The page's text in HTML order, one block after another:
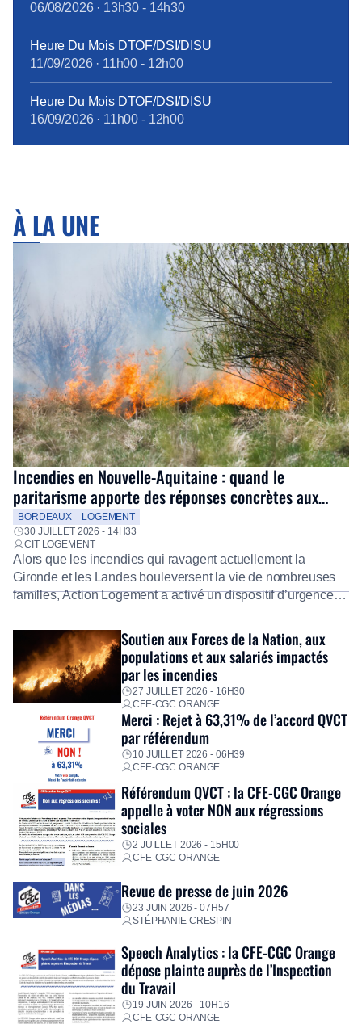
06/08/2026· 13h30 - 14h30
Heure Du Mois DTOF/DSI/DISU
11/09/2026· 11h00 - 12h00
Heure Du Mois DTOF/DSI/DISU
16/09/2026· 11h00 - 12h00
À LA UNE
Incendies en Nouvelle-Aquitaine : quand le
paritarisme apporte des réponses concrètes aux
salariés
BORDEAUX
LOGEMENT
30 JUILLET 2026 - 14H33
CIT LOGEMENT
Alors que les incendies qui ravagent actuellement la
Gironde et les Landes bouleversent la vie de nombreuses
familles, Action Logement a activé un dispositif d’urgence
Fidèle à sa mission d’utilité sociale, le Groupe mobilise
immédiatement ses équipes afin de proposer un diagnostic
personnalisé, des aides financières pour faire face aux
premières dépenses, […]
Soutien aux Forces de la Nation, aux
populations et aux salariés impactés
par les incendies
27 JUILLET 2026 - 16H30
CFE-CGC ORANGE
Merci : Rejet à 63,31% de l’accord QVCT
par référendum
10 JUILLET 2026 - 06H39
CFE-CGC ORANGE
Référendum QVCT : la CFE-CGC Orange
appelle à voter NON aux régressions
sociales
2 JUILLET 2026 - 15H00
CFE-CGC ORANGE
Revue de presse de juin 2026
23 JUIN 2026 - 07H57
STÉPHANIE CRESPIN
Speech Analytics : la CFE-CGC Orange
dépose plainte auprès de l’Inspection
du Travail
19 JUIN 2026 - 10H16
CFE-CGC ORANGE